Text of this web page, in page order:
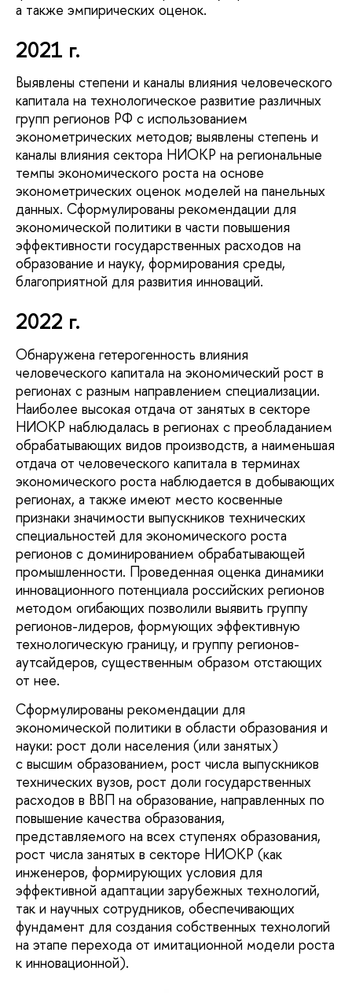
а также эмпирических оценок.
2021 г.
Выявлены степени и каналы влияния человеческого
капитала на технологическое развитие различных
групп регионов РФ с использованием
эконометрических методов; выявлены степень и
каналы влияния сектора НИОКР на региональные
темпы экономического роста на основе
эконометрических оценок моделей на панельных
данных. Сформулированы рекомендации для
экономической политики в части повышения
эффективности государственных расходов на
образование и науку, формирования среды,
благоприятной для развития инноваций.
2022 г.
Обнаружена гетерогенность влияния
человеческого капитала на экономический рост в
регионах с разным направлением специализации.
Наиболее высокая отдача от занятых в секторе
НИОКР наблюдалась в регионах с преобладанием
обрабатывающих видов производств, а наименьшая
отдача от человеческого капитала в терминах
экономического роста наблюдается в добывающих
регионах, а также имеют место косвенные
признаки значимости выпускников технических
специальностей для экономического роста
регионов с доминированием обрабатывающей
промышленности. Проведенная оценка динамики
инновационного потенциала российских регионов
методом огибающих позволили выявить группу
регионов-лидеров, формующих эффективную
технологическую границу, и группу регионов-
аутсайдеров, существенным образом отстающих
от нее.
Сформулированы рекомендации для
экономической политики в области образования и
науки: рост доли населения (или занятых)
с высшим образованием, рост числа выпускников
технических вузов, рост доли государственных
расходов в ВВП на образование, направленных по
повышение качества образования,
представляемого на всех ступенях образования,
рост числа занятых в секторе НИОКР (как
инженеров, формирующих условия для
эффективной адаптации зарубежных технологий,
так и научных сотрудников, обеспечивающих
фундамент для создания собственных технологий
на этапе перехода от имитационной модели роста
к инновационной).